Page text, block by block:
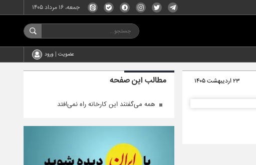
جمعه، ۱۶ مرداد ۱۴۰۵
عضویت | ورود
۲۳ اردیبهشت ۱۴۰۵ مطالب این صفحه
همه می‌گفتند این کارخانه راه نمی‌افتد